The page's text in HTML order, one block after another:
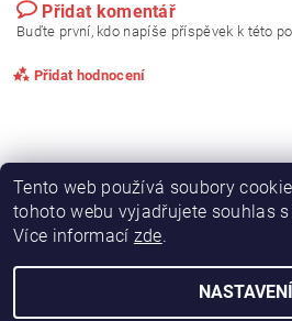
Přidat komentář
Buďte první, kdo napíše příspěvek k této
Přidat hodnocení
Tento web používá soubory
tohoto webu vyjadřujete souhlas
Více informací zde.
NASTAVENÍ